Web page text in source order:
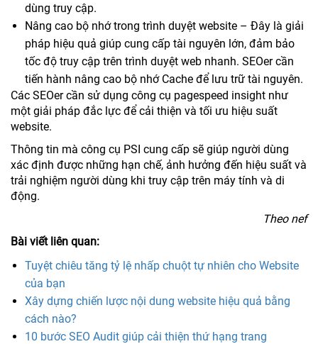
dùng truy cập.
Nâng cao bộ nhớ trong trình duyệt website – Đây là giải
pháp hiệu quả giúp cung cấp tài nguyên lớn, đảm bảo
tốc độ truy cập trên trình duyệt web nhanh. SEOer cần
tiến hành nâng cao bộ nhớ Cache để lưu trữ tài nguyên.
Các SEOer cần sử dụng công cụ pagespeed insight như
một giải pháp đắc lực để cải thiện và tối ưu hiệu suất
website.
Thông tin mà công cụ PSI cung cấp sẽ giúp người dùng
xác định được những hạn chế, ảnh hưởng đến hiệu suất và
trải nghiệm người dùng khi truy cập trên máy tính và di
động.
Theo nef
Bài viết liên quan:
Tuyệt chiêu tăng tỷ lệ nhấp chuột tự nhiên cho Website
của bạn
Xây dựng chiến lược nội dung website hiệu quả bằng
cách nào?
10 bước SEO Audit giúp cải thiện thứ hạng trang